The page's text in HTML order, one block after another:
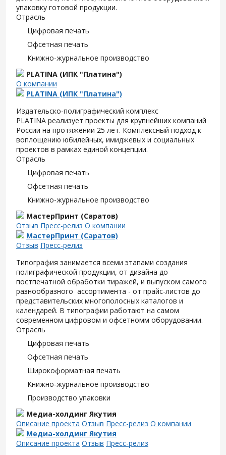
упаковку готовой продукции.
Отрасль
Цифровая печать
Офсетная печать
Книжно-журнальное производство
PLATINA (ИПК "Платина")
О компании
PLATINA (ИПК "Платина")
Издательско-полиграфический комплекс
PLATINA реализует проекты для крупнейших компаний
России на протяжении 25 лет. Комплексный подход к
воплощению юбилейных, имиджевых и социальных
проектов в рамках единой концепции.
Отрасль
Цифровая печать
Офсетная печать
Книжно-журнальное производство
МастерПринт (Саратов)
Отзыв Пресс-релиз О компании
МастерПринт (Саратов)
Отзыв Пресс-релиз
Типография занимается всеми этапами создания
полиграфической продукции, от дизайна до
постпечатной обработки тиражей, и выпуском самого
разнообразного ассортимента - от прайс-листов до
представительских многополосных каталогов и
календарей. В типографии работают на самом
современном цифровом и офсетномм оборудовании.
Отрасль
Цифровая печать
Офсетная печать
Широкоформатная печать
Книжно-журнальное производство
Производство упаковки
Медиа-холдинг Якутия
Описание проекта Отзыв Пресс-релиз О компании
Медиа-холдинг Якутия
Описание проекта Отзыв Пресс-релиз